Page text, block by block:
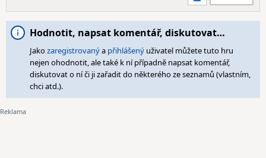
Hodnotit, napsat komentář, diskutovat…
Jakozaregistrovanýa přihlášený uživatel můžete tuto hru
nejen ohodnotit, ale také k ní případně napsat komentář,
diskutovat o ní či ji zařadit do některého ze seznamů (vlastním,
chci atd.).